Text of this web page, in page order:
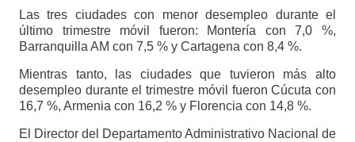
Las tres ciudades con menor desempleo durante el
último trimestre móvil fueron: Montería con 7,0 %,
Barranquilla AM con 7,5 % y Cartagena con 8,4 %.
Mientras tanto, las ciudades que tuvieron más alto
desempleo durante el trimestre móvil fueron Cúcuta con
16,7 %, Armenia con 16,2 % y Florencia con 14,8 %.
El Director del Departamento Administrativo Nacional de